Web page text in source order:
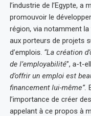
l’industrie de l’Egypte, a
promouvoir le
région, via notamment
aux porteurs de projets
d’emplois. “La création
de l’employabilité”, a-t-
d’offrir un emploi est
financement lui-même”.
l’importance de créer
appelant à ce propos à